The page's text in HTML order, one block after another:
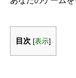
目次 [表示]